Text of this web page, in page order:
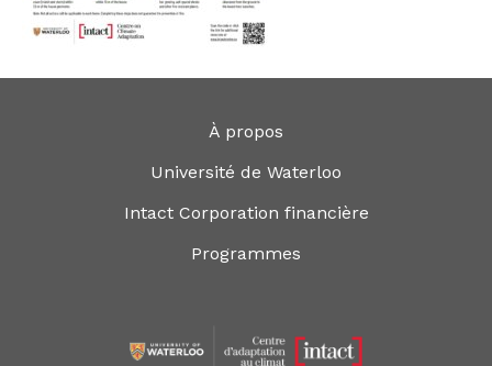
À propos
Université de Waterloo
Intact Corporation financière
Programmes